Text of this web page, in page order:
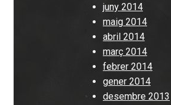
juny 2014
maig 2014
abril 2014
març 2014
febrer 2014
gener 2014
desembre 2013